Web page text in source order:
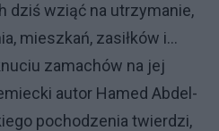
dziś wziąć na utrzymanie,
mieszkań, zasiłków i...
zamachów na jej
autor Hamed Abdel-
pochodzenia twierdzi,